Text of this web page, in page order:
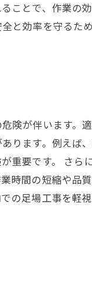
ことで、作業の
と効率を守るた
険が伴います。適
ります。例えば
重要です。 さら
時間の短縮や品
の足場工事を軽